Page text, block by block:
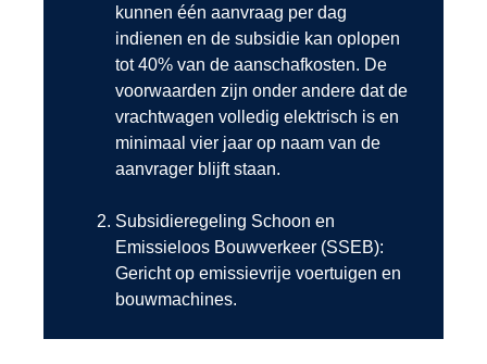
kunnen één aanvraag per dag
indienen en de subsidie kan oplopen
tot 40% van de aanschafkosten. De
voorwaarden zijn onder andere dat de
vrachtwagen volledig elektrisch is en
minimaal vier jaar op naam van de
aanvrager blijft staan.
Subsidieregeling Schoon en
Emissieloos Bouwverkeer (SSEB):
Gericht op emissievrije voertuigen en
bouwmachines.